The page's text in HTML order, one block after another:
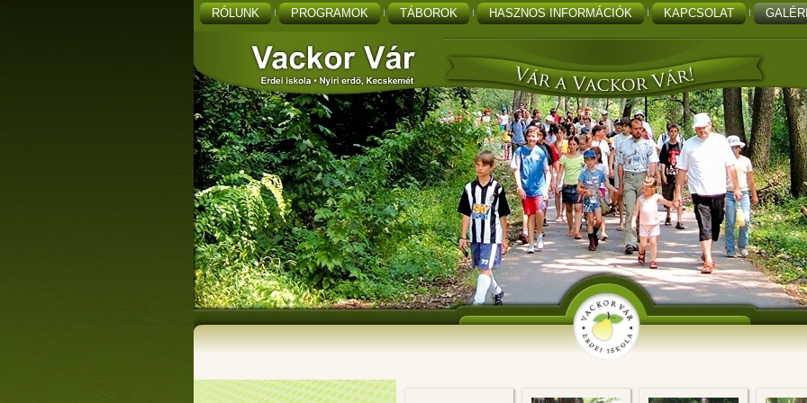
RÓLUNK PROGRAMOK TÁBOROK HASZNOS INFORMÁCIÓK KAPCSOLAT